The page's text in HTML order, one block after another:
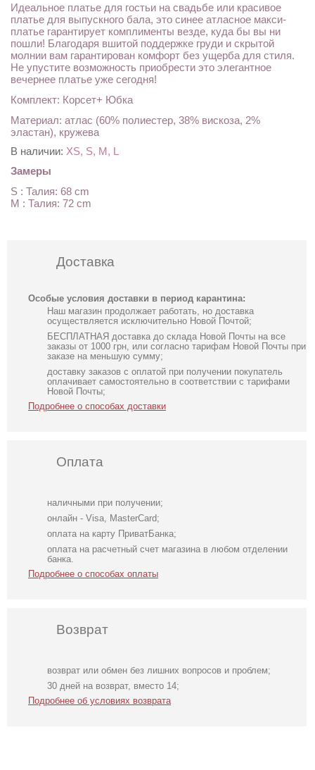
Идеальное платье для гостьи на свадьбе или красивое
платье для выпускного бала, это синее атласное макси-
платье гарантирует комплименты везде, куда бы вы ни
пошли! Благодаря вшитой поддержке груди и скрытой
молнии вам гарантирован комфорт без ущерба для стиля.
Не упустите возможность приобрести это элегантное
вечернее платье уже сегодня!
Комплект: Корсет+ Юбка
Материал: атлас (60% полиестер, 38% вискоза, 2%
эластан), кружева
В наличии: XS, S, M, L
Замеры
S : Талия: 68 cm
M : Талия: 72 cm
Доставка
Особые условия доставки в период карантина:
Наш магазин продолжает работать, но доставка
осуществляется исключительно Новой Почтой;
БЕСПЛАТНАЯ доставка до склада Новой Почты на все
заказы от 1000 грн, или согласно тарифам Новой Почты при
заказе на меньшую сумму;
доставку заказов с оплатой при получении покупатель
оплачивает самостоятельно в соответствии с тарифами
Новой Почты;
Подробнее о способах доставки
Оплата
наличными при получении;
онлайн - Visa, MasterCard;
оплата на карту ПриватБанка;
оплата на расчетный счет магазина в любом отделении
банка.
Подробнее о способах оплаты
Возврат
возврат или обмен без лишних вопросов и проблем;
30 дней на возврат, вместо 14;
Подробнее об условиях возврата
Вечернее
нарядное
длинное
Длинное
свадебное белое
платье с